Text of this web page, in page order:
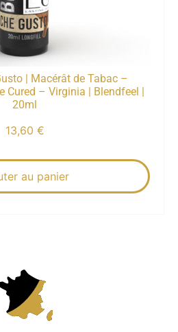
| Macérât de Tabac –
Cured – Virginia | Blendfeel |
20ml
13,60 €
au panier